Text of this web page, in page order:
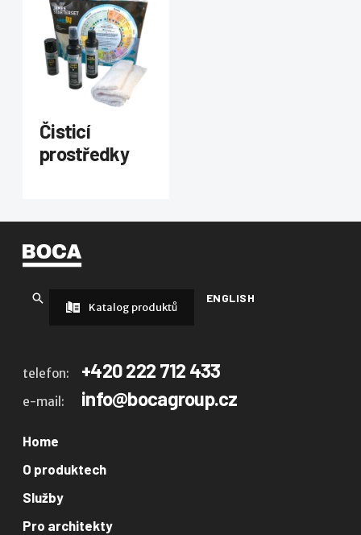
Čisticí
prostředky
ENGLISH
Katalog produktů
telefon: +420 222 712 433
e-mail: info@bocagroup.cz
Home
O produktech
Služby
Pro architekty